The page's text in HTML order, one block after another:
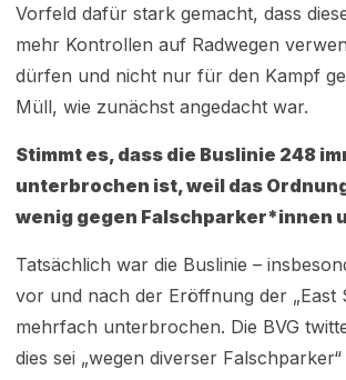
Vorfeld dafür stark gemacht, dass
mehr Kontrollen auf Radwegen
dürfen und nicht nur für den Kampf
Müll, wie zunächst angedacht war.
Stimmt es, dass die Buslinie 248
unterbrochen ist, weil das
wenig gegen Falschparker*innen
Tatsächlich war die Buslinie –
vor und nach der Eröffnung der „East
mehrfach unterbrochen. Die BVG
dies sei „wegen diverser